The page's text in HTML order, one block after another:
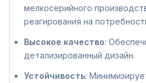
мелкосерийного
реагирования на
Высокое качество:
детализированный дизайн.
Устойчивость: